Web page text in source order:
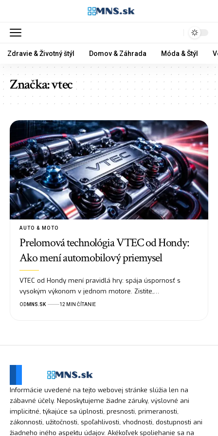
Zdravie & Životný štýl Domov & Záhrada Móda & Štýl
Značka:vtec
AUTO & MOTO
Prelomová technológia VTEC od Hondy:
Ako mení automobilový priemysel
VTEC od Hondy mení pravidlá hry: spája úspornosť s
vysokým výkonom v jednom motore. Zistite,…
OD MNS.SK 12 MIN ČÍTANIE
Informácie uvedené na tejto webovej stránke slúžia len na
zábavné účely. Neposkytujeme žiadne záruky, výslovné ani
implicitné, týkajúce sa úplnosti, presnosti, primeranosti,
zákonnosti, užitočnosti, spoľahlivosti, vhodnosti, dostupnosti ani
žiadneho iného aspektu údajov. Akékoľvek spoliehanie sa na